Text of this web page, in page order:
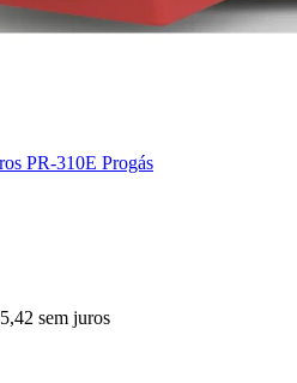
PR-310E Progás
sem juros